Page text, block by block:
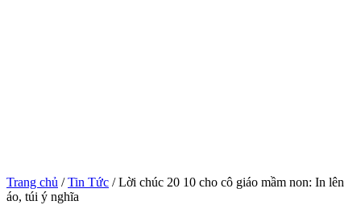
Trang chủ /Tin Tức / Lời chúc 20 10 cho cô giáo mầm non: In lên
áo, túi ý nghĩa